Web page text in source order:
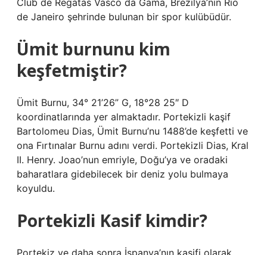
Club de Regatas Vasco da Gama, Brezilya’nın Rio
de Janeiro şehrinde bulunan bir spor kulübüdür.
Ümit burnunu kim
keşfetmiştir?
Ümit Burnu, 34° 21’26” G, 18°28 25″ D
koordinatlarında yer almaktadır. Portekizli kaşif
Bartolomeu Dias, Ümit Burnu’nu 1488’de keşfetti ve
ona Fırtınalar Burnu adını verdi. Portekizli Dias, Kral
II. Henry. Joao’nun emriyle, Doğu’ya ve oradaki
baharatlara gidebilecek bir deniz yolu bulmaya
koyuldu.
Portekizli Kasif kimdir?
Portekiz ve daha sonra İspanya’nın kaşifi olarak